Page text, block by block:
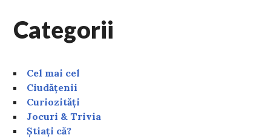
Categorii
Cel mai cel
Ciudățenii
Curiozități
Jocuri & Trivia
Știați că?